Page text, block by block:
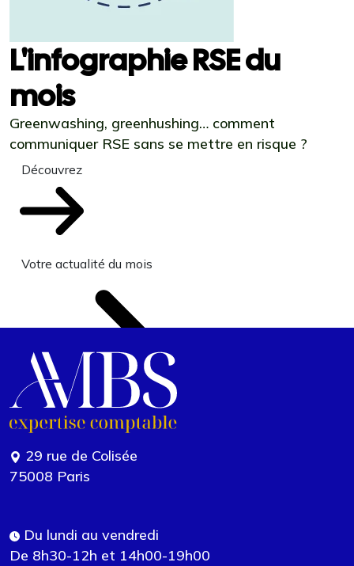
L'infographie RSE du
mois
Greenwashing, greenhushing… comment
communiquer RSE sans se mettre en risque ?
Découvrez
Votre actualité du mois
29 rue de Colisée
75008 Paris
Du lundi au vendredi
De 8h30-12h et 14h00-19h00